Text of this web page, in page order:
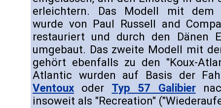
erleichtern. Das Modell mit dem
wurde von Paul Russell and
restauriert und durch den Dänen
umgebaut. Das zweite Modell mit
gehört ebenfalls zu den "Koux-
Atlantic wurden auf Basis der
Ventoux oder Typ 57 Galibier
insoweit als "Recreation"